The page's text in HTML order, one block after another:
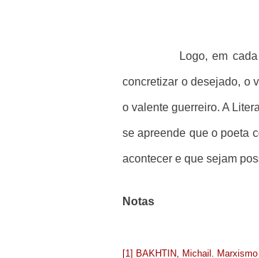
Logo, em
concretizar o desejado, o
o valente guerreiro. A
se apreende que o poeta
acontecer e que sejam
Notas
[1] BAKHTIN, Michail.